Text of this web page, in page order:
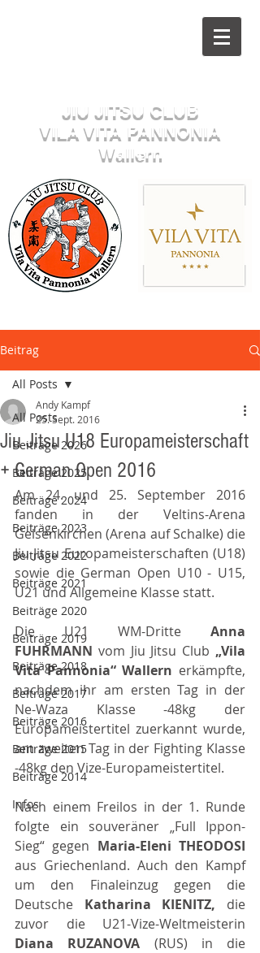
JIU JITSU CLUB
VILA VITA PANNONIA
Wallern
Beitrag
All Posts
Beiträge 2026
Beiträge 2025
Beiträge 2024
Beiträge 2023
Beiträge 2022
Beiträge 2021
Beiträge 2020
Beiträge 2019
Beiträge 2018
Beiträge 2017
Beiträge 2016
Beiträge 2015
Beiträge 2014
Infos
All Posts
Jiu Jitsu U18 Europameisterschaft
+ German Open 2016
Andy Kampf
25. Sept. 2016
Am 24. und 25. September 2016
fanden in der Veltins-Arena
Gelsenkirchen (Arena auf Schalke) die
Jiu Jitsu Europameisterschaften (U18)
sowie die German Open U10 - U15,
U21 und Allgemeine Klasse statt.
Die U21 WM-Dritte Anna
FUHRMANN vom Jiu Jitsu Club „Vila
Vita Pannonia“ Wallern erkämpfte,
nachdem ihr am ersten Tag in der
Ne-Waza Klasse -48kg der
Europameistertitel zuerkannt wurde,
am zweiten Tag in der Fighting Klasse
-48kg den Vize-Europameistertitel.
Nach einem Freilos in der 1. Runde
folgte ein souveräner „Full Ippon-
Sieg“ gegen
aus Griechenland. Auch den Kampf
um den Finaleinzug gegen die
Deutsche Katharina KIENITZ, die
Diana RUZANOVA (RUS) in die